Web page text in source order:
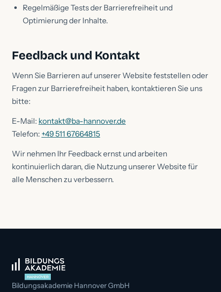
Regelmäßige Tests der Barrierefreiheit und
Optimierung der Inhalte.
Feedback und Kontakt
Wenn Sie Barrieren auf unserer Website feststellen oder
Fragen zur Barrierefreiheit haben, kontaktieren Sie uns
bitte:
E-Mail: kontakt@ba-hannover.de
Telefon: +49 511 67664815
Wir nehmen Ihr Feedback ernst und arbeiten
kontinuierlich daran, die Nutzung unserer Website für
alle Menschen zu verbessern.
Bildungsakademie Hannover GmbH